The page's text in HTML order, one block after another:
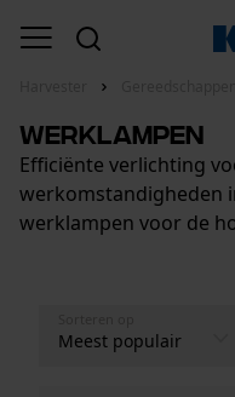
Werklampen
Efficiënte verlichting
werkomstandigheden
werklampen voor de